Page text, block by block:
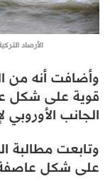
الأرصاد
وأضافت أنه من
قوية على شكل
الجانب
وتابعت مطالبة
على شكل عاصفة